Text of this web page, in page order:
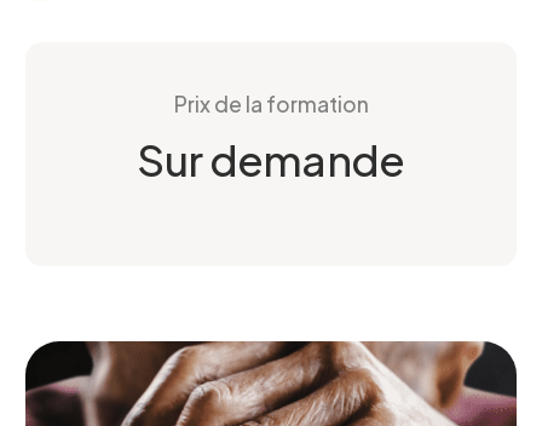
Prix de la formation
Sur demande